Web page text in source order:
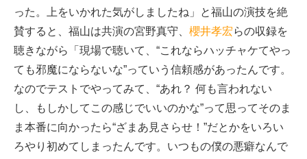
った。上をいかれた気がしましたね」と福山の演技を絶
賛すると、福山は共演の宮野真守、 櫻井孝宏らの収録を
聴きながら「現場で聴いて、“これならハッチャケてやっ
ても邪魔にならないな”っていう信頼感があったんです。
なのでテストでやってみて、“あれ？ 何も言われない
し、もしかしてこの感じでいいのかな”って思ってそのま
ま本番に向かったら“ざまあ見さらせ！”だとかをいろい
ろやり初めてしまったんです。いつもの僕の悪癖なんで